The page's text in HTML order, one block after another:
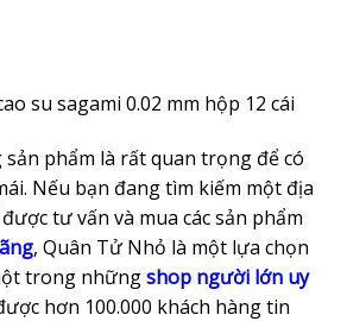
su sagami 0.02 mm hộp 12 cái
sản phẩm là rất quan trọng để có
Nếu bạn đang tìm kiếm một địa
tư vấn và mua các sản phẩm
, Quân Tử Nhỏ là một lựa chọn
trong nhữngshop người lớn uy
hơn 100.000 khách hàng tin